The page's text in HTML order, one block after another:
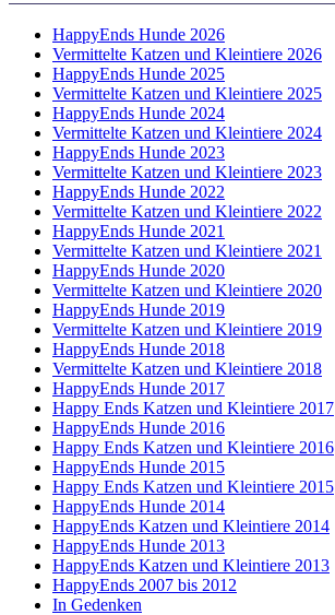
HappyEnds Hunde 2026
Vermittelte Katzen und Kleintiere 2026
HappyEnds Hunde 2025
Vermittelte Katzen und Kleintiere 2025
HappyEnds Hunde 2024
Vermittelte Katzen und Kleintiere 2024
HappyEnds Hunde 2023
Vermittelte Katzen und Kleintiere 2023
HappyEnds Hunde 2022
Vermittelte Katzen und Kleintiere 2022
HappyEnds Hunde 2021
Vermittelte Katzen und Kleintiere 2021
HappyEnds Hunde 2020
Vermittelte Katzen und Kleintiere 2020
HappyEnds Hunde 2019
Vermittelte Katzen und Kleintiere 2019
HappyEnds Hunde 2018
Vermittelte Katzen und Kleintiere 2018
HappyEnds Hunde 2017
Happy Ends Katzen und Kleintiere 2017
HappyEnds Hunde 2016
Happy Ends Katzen und Kleintiere 2016
HappyEnds Hunde 2015
Happy Ends Katzen und Kleintiere 2015
HappyEnds Hunde 2014
HappyEnds Katzen und Kleintiere 2014
HappyEnds Hunde 2013
HappyEnds Katzen und Kleintiere 2013
HappyEnds 2007 bis 2012
In Gedenken